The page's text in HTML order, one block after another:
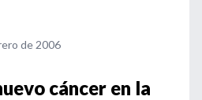
de 2006
cáncer en la